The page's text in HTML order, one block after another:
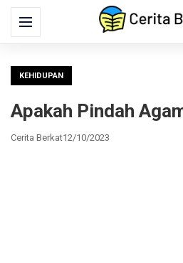
Menu
KEHIDUPAN
Apakah Pindah
Cerita Berkat12/10/2023